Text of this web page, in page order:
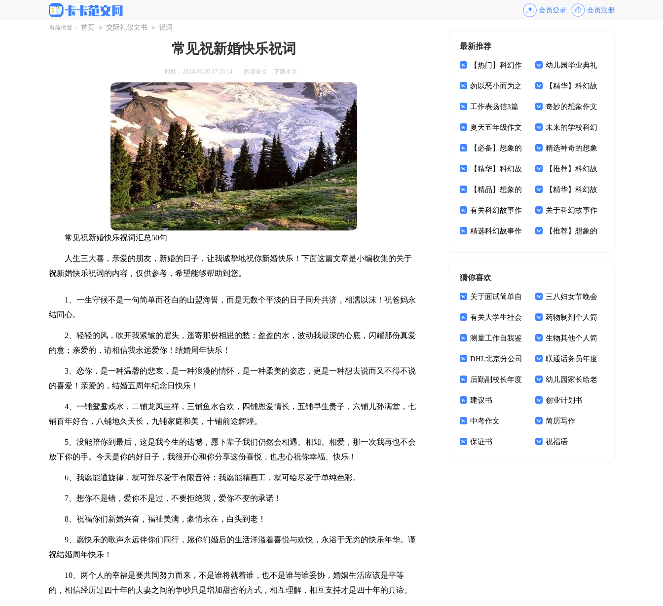
会员登录 会员注册
当前位置： 首页 > 交际礼仪文书 > 祝词
常见祝新婚快乐祝词
时间：2024-06-20 17:33:14 阅读全文 下载本文
常见祝新婚快乐祝词汇总50句
人生三大喜，亲爱的朋友，新婚的日子，让我诚挚地祝你新婚快乐！下面这篇文章是小编收集的关于
祝新婚快乐祝词的内容，仅供参考，希望能够帮助到您。
1、一生守候不是一句简单而苍白的山盟海誓，而是无数个平淡的日子同舟共济，相濡以沫！祝爸妈永
结同心。
2、轻轻的风，吹开我紧皱的眉头，遥寄那份相思的愁；盈盈的水，波动我最深的心底，闪耀那份真爱
的意；亲爱的，请相信我永远爱你！结婚周年快乐！
3、恋你，是一种温馨的悲哀，是一种浪漫的情怀，是一种柔美的姿态，更是一种想去说而又不得不说
的喜爱！亲爱的，结婚五周年纪念日快乐！
4、一铺鸳鸯戏水，二铺龙凤呈祥，三铺鱼水合欢，四铺恩爱情长，五铺早生贵子，六铺儿孙满堂，七
铺百年好合，八铺地久天长，九铺家庭和美，十铺前途辉煌。
5、没能陪你到最后，这是我今生的遗憾，愿下辈子我们仍然会相遇、相知、相爱，那一次我再也不会
放下你的手。今天是你的好日子，我很开心和你分享这份喜悦，也忠心祝你幸福、快乐！
6、我愿能通旋律，就可弹尽爱于有限音符；我愿能精画工，就可绘尽爱于单纯色彩。
7、想你不是错，爱你不是过，不要拒绝我，爱你不变的承诺！
8、祝福你们新婚兴奋，福祉美满，豪情永在，白头到老！
9、愿快乐的歌声永远伴你们同行，愿你们婚后的生活洋溢着喜悦与欢快，永浴于无穷的快乐年华。谨
祝结婚周年快乐！
10、两个人的幸福是要共同努力而来，不是谁将就着谁，也不是谁与谁妥协，婚姻生活应该是平等
的，相信经历过四十年的夫妻之间的争吵只是增加甜蜜的方式，相互理解，相互支持才是四十年的真谛。
最新推荐
【热门】科幻作
文集合七篇
幼儿园毕业典礼
家长发言稿
勿以恶小而为之
记叙文
【精华】科幻故
事作文锦集七篇
工作表扬信3篇 奇妙的想象作文
夏天五年级作文 未来的学校科幻
作文集锦六篇
【必备】想象的
作文锦集五篇
精选神奇的想象
作文汇编九篇
【精华】科幻故
事作文汇编5篇
【推荐】科幻故
事作文汇编9篇
【精品】想象的
作文400字四篇
【精华】科幻故
事作文锦集7篇
有关科幻故事作
文锦集5篇
关于科幻故事作
文锦集7篇
精选科幻故事作 【推荐】想象的
猜你喜欢
关于面试简单自
我介绍锦集四篇
三八妇女节晚会
主持词
有关大学生社会
实践实习报告模板集
合10篇
药物制剂个人简
历范文
测量工作自我鉴
定锦集五篇
生物其他个人简
历写作
DHL北京分公司
面试需要几轮
联通话务员年度
个人总结
后勤副校长年度
工作总结报告
幼儿园家长给老
师的感谢信
建议书 创业计划书
中考作文 简历写作
保证书 祝福语